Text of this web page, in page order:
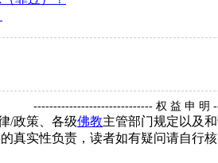
------------------------------ 权 益 申 明
/政策、各级佛教主管部门规定以及
真实性负责，读者如有疑问请自